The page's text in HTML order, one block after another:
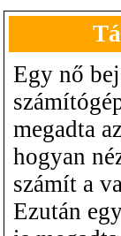
Egy nő
megadta
hogyan
számít a
Ezután